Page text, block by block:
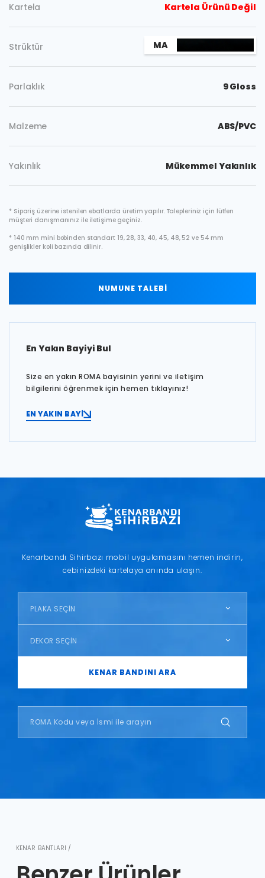
Kartela Kartela Ürünü Değil
Strüktür MA
Parlaklık 9 Gloss
Malzeme ABS/PVC
Yakınlık Mükemmel Yakınlık
* Sipariş üzerine istenilen ebatlarda üretim yapılır. Talepleriniz için lütfen
müşteri danışmanınız ile iletişime geçiniz.
* 140 mm mini bobinden standart 19, 28, 33, 40, 45, 48, 52 ve 54 mm
genişlikler koli bazında dilinir.
NUMUNE TALEBİ
En Yakın Bayiyi Bul
Size en yakın ROMA bayisinin yerini ve iletişim
bilgilerini öğrenmek için hemen tıklayınız!
EN YAKIN BAYİ
Kenarbandı Sihirbazı mobil uygulamasını hemen indirin,
cebinizdeki kartelaya anında ulaşın.
PLAKA SEÇİN
DEKOR SEÇİN
KENAR BANDINI ARA
KENAR BANTLARI /
Kopyala